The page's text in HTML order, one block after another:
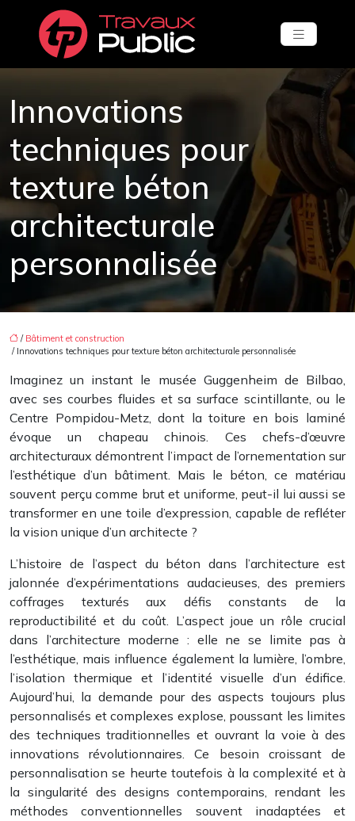
Innovations
techniques pour
texture béton
architecturale
personnalisée
/ Bâtiment et construction
/ Innovations techniques pour texture béton architecturale personnalisée
Imaginez un instant le musée Guggenheim de Bilbao,
avec ses courbes fluides et sa surface scintillante, ou le
Centre Pompidou-Metz, dont la toiture en bois laminé
évoque un chapeau chinois. Ces chefs-d’œuvre
architecturaux démontrent l’impact de l’ornementation sur
l’esthétique d’un bâtiment. Mais le béton, ce matériau
souvent perçu comme brut et uniforme, peut-il lui aussi se
transformer en une toile d’expression, capable de refléter
la vision unique d’un architecte ?
L’histoire de l’aspect du béton dans l’architecture est
jalonnée d’expérimentations audacieuses, des premiers
coffrages texturés aux défis constants de la
reproductibilité et du coût. L’aspect joue un rôle crucial
dans l’architecture moderne : elle ne se limite pas à
l’esthétique, mais influence également la lumière, l’ombre,
l’isolation thermique et l’identité visuelle d’un édifice.
Aujourd’hui, la demande pour des aspects toujours plus
personnalisés et complexes explose, poussant les limites
des techniques traditionnelles et ouvrant la voie à des
innovations révolutionnaires. Ce besoin croissant de
personnalisation se heurte toutefois à la complexité et à
la singularité des designs contemporains, rendant les
méthodes conventionnelles souvent inadaptées et